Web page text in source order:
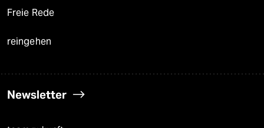
Freie Rede
reingehen
Newsletter